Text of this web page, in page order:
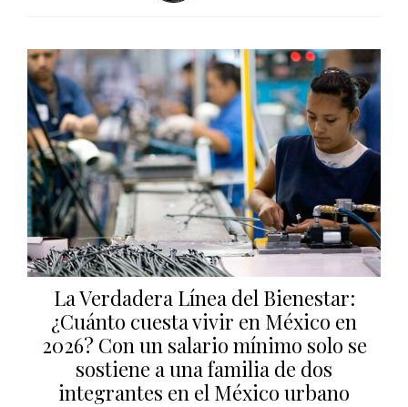
La Verdadera Línea del Bienestar:
¿Cuánto cuesta vivir en México en
2026? Con un salario mínimo solo se
sostiene a una familia de dos
integrantes en el México urbano